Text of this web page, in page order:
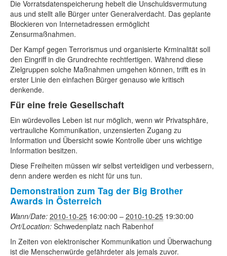
Die Vorratsdatenspeicherung hebelt die Unschuldsvermutung
aus und stellt alle Bürger unter Generalverdacht. Das geplante
Blockieren von Internetadressen ermöglicht
Zensurmaßnahmen.
Der Kampf gegen Terrorismus und organisierte Krminalität soll
den Eingriff in die Grundrechte rechtfertigen. Während diese
Zielgruppen solche Maßnahmen umgehen können, trifft es in
erster Linie den einfachen Bürger genauso wie kritisch
denkende.
Für eine freie Gesellschaft
Ein würdevolles Leben ist nur möglich, wenn wir Privatsphäre,
vertrauliche Kommunikation, unzensierten Zugang zu
Information und Übersicht sowie Kontrolle über uns wichtige
Information besitzen.
Diese Freiheiten müssen wir selbst verteidigen und verbessern,
denn andere werden es nicht für uns tun.
Demonstration zum Tag der Big Brother
Awards in Österreich
Wann/Date: 2010-10-25 16:00:00 – 2010-10-25 19:30:00
Ort/Location: Schwedenplatz nach Rabenhof
In Zeiten von elektronischer Kommunikation und Überwachung
ist die Menschenwürde gefährdeter als jemals zuvor.